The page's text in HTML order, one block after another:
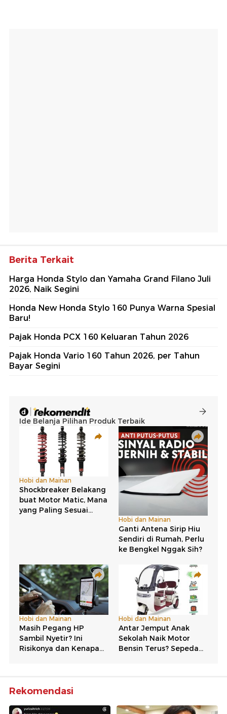
Berita Terkait
Harga Honda Stylo dan Yamaha Grand Filano Juli
2026, Naik Segini
Honda New Honda Stylo 160 Punya Warna Spesial
Baru!
Pajak Honda PCX 160 Keluaran Tahun 2026
Pajak Honda Vario 160 Tahun 2026, per Tahun
Bayar Segini
Rekomendasi